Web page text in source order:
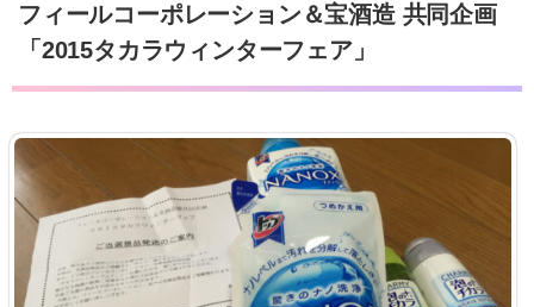
フィールコーポレーション＆宝酒造 共同企画
「2015タカラウィンターフェア」